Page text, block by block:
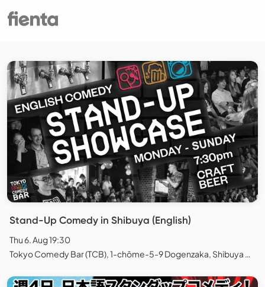
Stand-Up Comedy in Shibuya (English)
Thu 6. Aug 19:30
Tokyo Comedy Bar (TCB), 1-chōme-5-9 Dogenzaka, Shibuya City, Tokyo, Japan